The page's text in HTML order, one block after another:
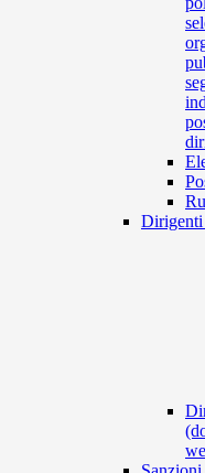
Dirigenti